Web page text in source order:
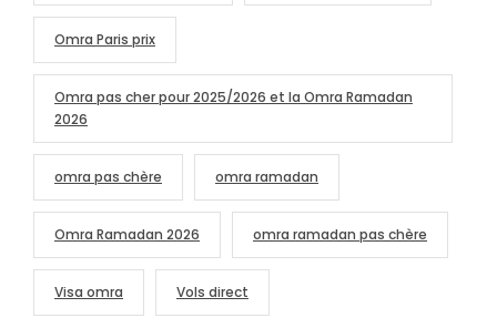
Omra Paris prix
Omra pas cher pour 2025/2026 et la Omra Ramadan
2026
omra pas chère omra ramadan
Omra Ramadan 2026 omra ramadan pas chère
Visa omra Vols direct